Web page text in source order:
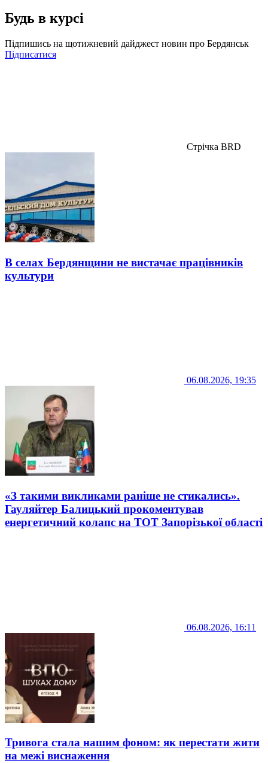
Будь в курсі
Підпишись на щотижневий дайджест новин про Бердянськ
Підписатися
Стрічка BRD
В селах Бердянщини не вистачає працівників
культури
06.08.2026, 19:35
«З такими викликами раніше не стикались».
Гауляйтер Балицький прокоментував
енергетичний колапс на ТОТ Запорізької області
06.08.2026, 16:11
Тривога стала нашим фоном: як перестати жити
на межі виснаження